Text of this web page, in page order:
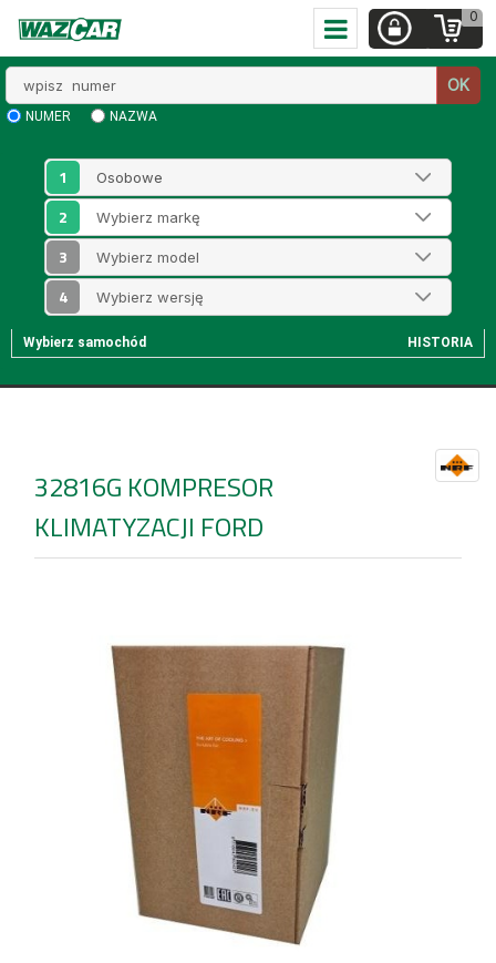
0
numer
OK
NUMER NAZWA
1
2
3
4
Wybierz samochód HISTORIA
32816G KOMPRESOR
KLIMATYZACJI FORD